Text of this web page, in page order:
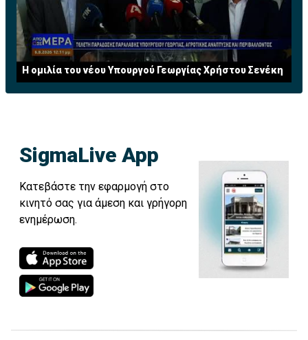
Η ομιλία του νέου Υπουργού Γεωργίας Χρήστου Σενέκη
SigmaLive App
Κατεβάστε την εφαρμογή στο
κινητό σας για άμεση και γρήγορη
ενημέρωση.